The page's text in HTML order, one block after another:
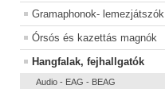
Gramaphonok- lemezjátszók
Órsós és kazettás magnók
Hangfalak, fejhallgatók
Audio - EAG - BEAG